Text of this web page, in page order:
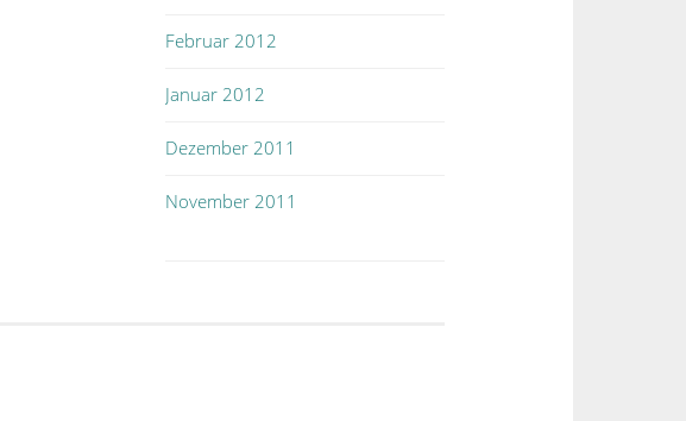
Februar 2012
Januar 2012
Dezember 2011
November 2011